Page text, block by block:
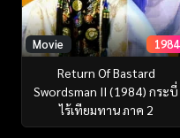
Movie 1984
Return Of Bastard
Swordsman II (1984) กระบี่
ไร้เทียมทาน ภาค 2